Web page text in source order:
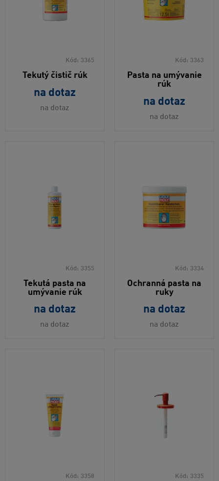
Kód: 3365
Tekutý čistič rúk
na dotaz
na dotaz
Kód: 3363
Pasta na umývanie
rúk
na dotaz
na dotaz
Kód: 3355
Tekutá pasta na
umývanie rúk
na dotaz
na dotaz
Kód: 3334
Ochranná pasta na
ruky
na dotaz
na dotaz
Kód: 3358 Kód: 3335